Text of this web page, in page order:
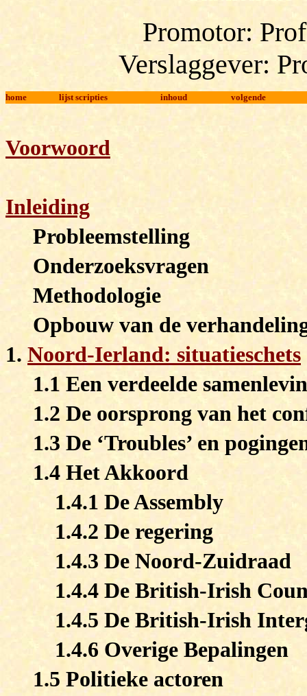
Promotor:
Verslaggever:
home lijst scripties inhoud volgende
Voorwoord
Inleiding
Probleemstelling
Onderzoeksvragen
Methodologie
Opbouw van de
1. Noord-Ierland: situatieschets
1.1 Een verdeelde
1.2 De oorsprong van het
1.3 De ‘Troubles’ en
1.4 Het Akkoord
1.4.1 De Assembly
1.4.2 De regering
1.4.3 De Noord-Zuidraad
1.4.4 De British-Irish
1.4.5 De British-Irish
1.4.6 Overige Bepalingen
1.5 Politieke actoren